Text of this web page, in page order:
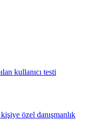
kullanıcı testi
özel danışmanlık